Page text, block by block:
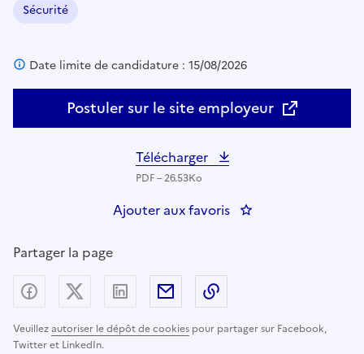
Domaine :
Sécurité
Postuler sur le site employeur
Date limite de candidature : 15/08/2026
Télécharger
PDF – 26.53Ko
Ajouter aux favoris : Policier municipal
Partager la page
Veuillezautoriser le dépôt de cookies pour partager sur Facebook,
Twitter et LinkedIn.
Partager sur Facebook
Partager sur X (anciennement Twitter) -
Partager sur LinkedIn
Partager par email